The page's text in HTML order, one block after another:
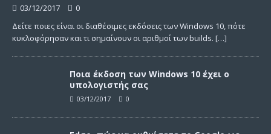
03/12/2017
0
Δείτε ποιες είναι οι διαθέσιμες εκδόσεις των Windows 10, πότε
κυκλοφόρησαν και τι σημαίνουν οι αριθμοί των builds. […]
Ποια έκδοση των Windows 10 έχει ο
υπολογιστής σας
03/12/2017 0